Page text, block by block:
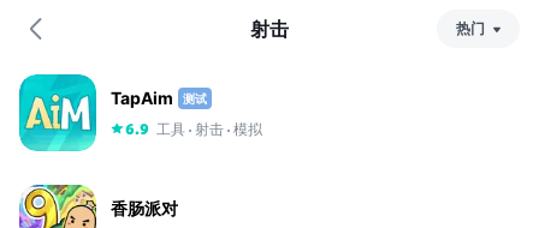
射击 热门
TapAim 测试
6.9 工具 射击 模拟
香肠派对